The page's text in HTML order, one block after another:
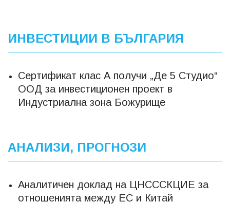
ИНВЕСТИЦИИ В БЪЛГАРИЯ
Сертификат клас А получи „Де 5 Студио“
ООД за инвестиционен проект в
Индустриална зона Божурище
АНАЛИЗИ, ПРОГНОЗИ
Аналитичен доклад на ЦНСССКЦИЕ за
отношенията между ЕС и Китай